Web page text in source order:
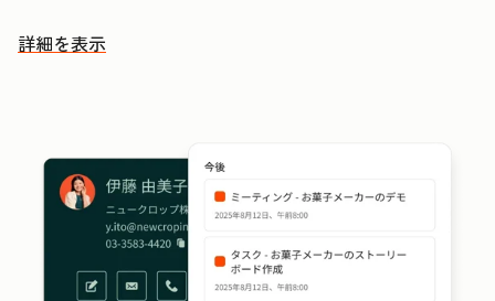
詳細を表示
その他の機能を確認する